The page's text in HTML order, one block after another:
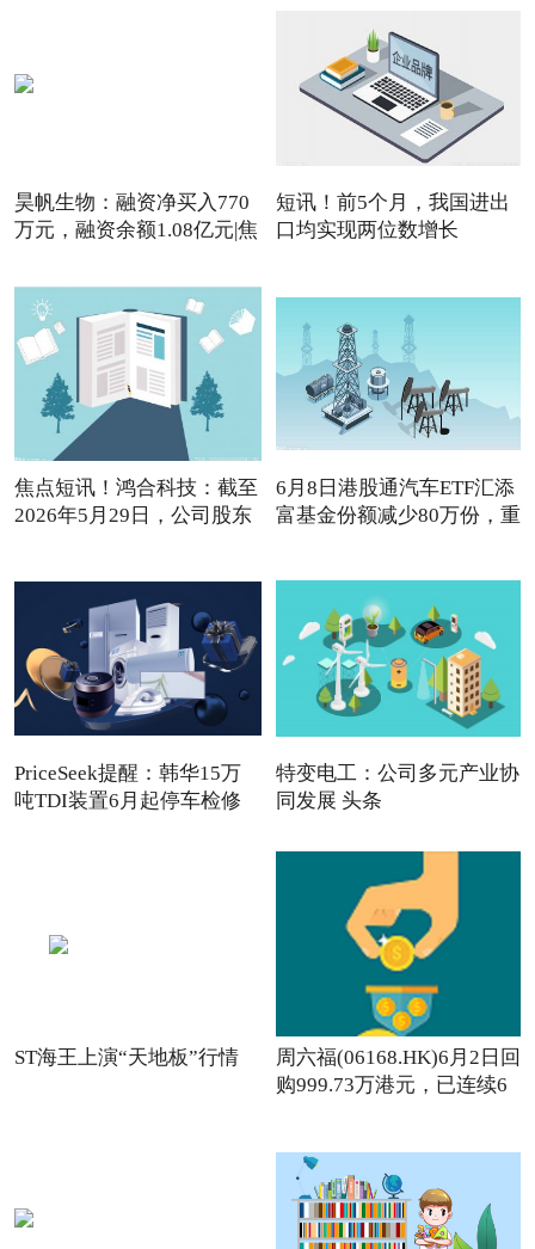
昊帆生物：融资净买入770
万元，融资余额1.08亿元|焦
短讯！前5个月，我国进出
口均实现两位数增长
焦点短讯！鸿合科技：截至
2026年5月29日，公司股东
6月8日港股通汽车ETF汇添
富基金份额减少80万份，重
PriceSeek提醒：韩华15万
吨TDI装置6月起停车检修
特变电工：公司多元产业协
同发展 头条
ST海王上演“天地板”行情
周六福(06168.HK)6月2日回
购999.73万港元，已连续6